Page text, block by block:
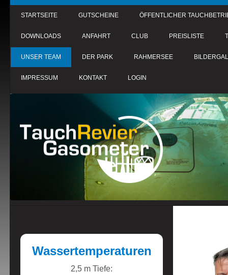
STARTSEITE GUTSCHEINE ÖFFENTLICHER
DOWNLOADS ANFAHRT CLUB PREISLISTE
UNSER TEAM DER PARK RAHMERSEE
IMPRESSUM KONTAKT LOGIN
Wassertemperaturen
2,5 m Tiefe: